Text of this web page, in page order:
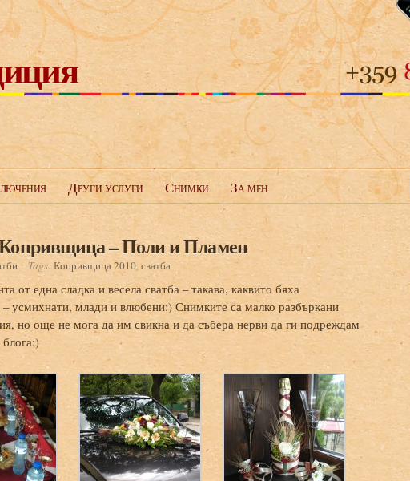
Други услуги Снимки За мен
– Поли и Пламен
Tags:Копривщица 2010, сватба
от една сладка и весела сватба – такава, каквито бяха
усмихнати, млади и влюбени:) Снимките са малко разбъркани
но още не мога да им свикна и да събера нерви да ги подреждам
блога:)